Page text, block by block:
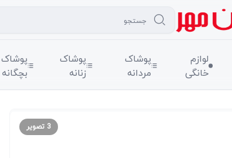
لوازم
خانگی
پوشاک
مردانه
پوشاک
زنانه
پوشاک
بچگانه
3 تصویر